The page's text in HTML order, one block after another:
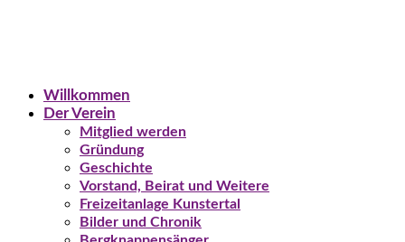
Willkommen
Der Verein
Mitglied werden
Gründung
Geschichte
Vorstand, Beirat und Weitere
Freizeitanlage Kunstertal
Bilder und Chronik